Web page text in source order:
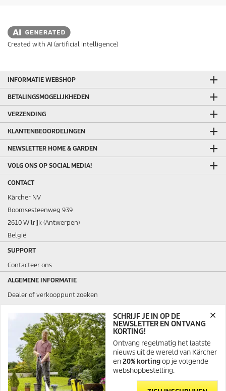
SCHRIJF JE IN OP DE
NEWSLETTER EN ONTVANG
KORTING!
Ontvang regelmatig het laatste
nieuws uit de wereld van Kärcher
en20% kortingop je volgende
webshopbestelling.
Created with AI (artificial intelligence)
INFORMATIE WEBSHOP
BETALINGSMOGELIJKHEDEN
VERZENDING
KLANTENBEOORDELINGEN
NEWSLETTER HOME & GARDEN
VOLG ONS OP SOCIAL MEDIA!
CONTACT
Kärcher NV
Boomsesteenweg 939
2610 Wilrijk (Antwerpen)
België
SUPPORT
Contacteer ons
ALGEMENE INFORMATIE
Dealer of verkooppunt zoeken
Veelgestelde vragen
Algemene voorwaarden verkoop en verhuur
JURIDISCH
SSL SECURED